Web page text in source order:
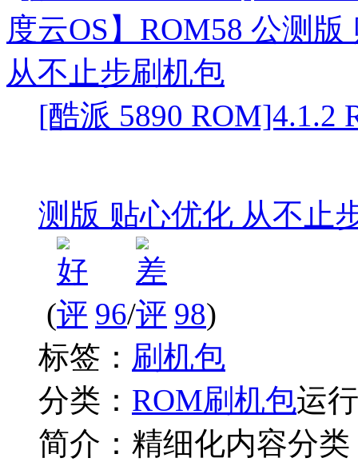
[酷派 5890 ROM]4.1.2
测版 贴心优化 从不止
( 96/ 98)
标签： 刷机包
分类： ROM刷机包运
简介： 精细化内容分